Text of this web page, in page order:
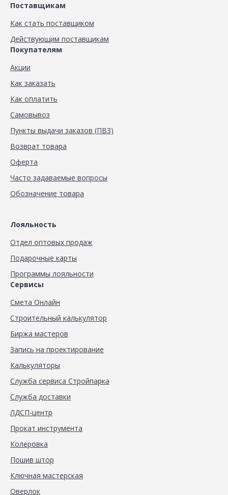
Поставщикам
Как стать поставщиком
Действующим поставщикам
Покупателям
Акции
Как заказать
Как оплатить
Самовывоз
Пункты выдачи заказов (ПВЗ)
Возврат товара
Оферта
Часто задаваемые вопросы
Обозначение товара
Лояльность
Отдел оптовых продаж
Подарочные карты
Программы лояльности
Сервисы
Смета Онлайн
Строительный калькулятор
Биржа мастеров
Запись на проектирование
Калькуляторы
Служба сервиса Стройпарка
Служба доставки
ЛДСП-центр
Прокат инструмента
Колеровка
Пошив штор
Ключная мастерская
Оверлок